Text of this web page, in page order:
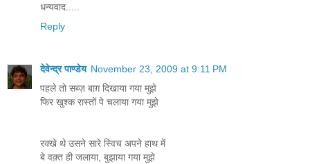
धन्यवाद.....
Reply
देवेन्द्र पाण्डेय November 23, 2009 at 9:11 PM
पहले तो सब्ज़ बाग़ दिखाया गया मुझे
फिर खुश्क रास्तों पे चलाया गया मुझे
रक्खे थे उसने सारे स्विच अपने हाथ में
बे वक़्त ही जलाया, बुझाया गया मुझे